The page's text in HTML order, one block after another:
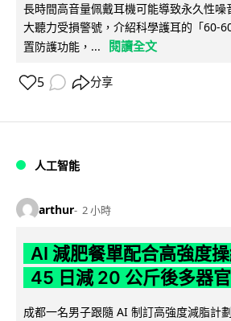
長時間高音量佩戴耳機可能導致永久性
大聽力受損警號，介紹科學護耳的「60-
置防護功能，...
閱讀全文
5 分享
人工智能
arthur 2 小時
AI 減肥餐單配合高強度
45 日減 20 公斤後多器
成都一名男子跟隨 AI 制訂高強度減脂計